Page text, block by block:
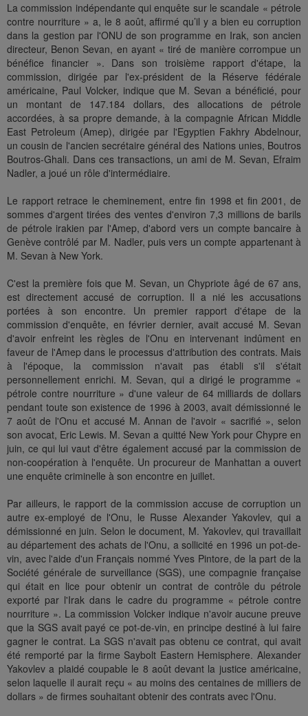
La commission indépendante qui enquête sur le scandale « pétrole
contre nourriture » a, le 8 août, affirmé qu’il y a bien eu corruption
dans la gestion par l'ONU de son programme en Irak, son ancien
directeur, Benon Sevan, en ayant « tiré de manière corrompue un
bénéfice financier ». Dans son troisième rapport d'étape, la
commission, dirigée par l'ex-président de la Réserve fédérale
américaine, Paul Volcker, indique que M. Sevan a bénéficié, pour
un montant de 147.184 dollars, des allocations de pétrole
accordées, à sa propre demande, à la compagnie African Middle
East Petroleum (Amep), dirigée par l'Egyptien Fakhry Abdelnour,
un cousin de l'ancien secrétaire général des Nations unies, Boutros
Boutros-Ghali. Dans ces transactions, un ami de M. Sevan, Efraim
Nadler, a joué un rôle d'intermédiaire.
Le rapport retrace le cheminement, entre fin 1998 et fin 2001, de
sommes d'argent tirées des ventes d'environ 7,3 millions de barils
de pétrole irakien par l'Amep, d'abord vers un compte bancaire à
Genève contrôlé par M. Nadler, puis vers un compte appartenant à
M. Sevan à New York.
C'est la première fois que M. Sevan, un Chypriote âgé de 67 ans,
est directement accusé de corruption. Il a nié les accusations
portées à son encontre. Un premier rapport d'étape de la
commission d'enquête, en février dernier, avait accusé M. Sevan
d'avoir enfreint les règles de l'Onu en intervenant indûment en
faveur de l'Amep dans le processus d'attribution des contrats. Mais
à l'époque, la commission n'avait pas établi s'il s'était
personnellement enrichi. M. Sevan, qui a dirigé le programme «
pétrole contre nourriture » d'une valeur de 64 milliards de dollars
pendant toute son existence de 1996 à 2003, avait démissionné le
7 août de l'Onu et accusé M. Annan de l'avoir « sacrifié », selon
son avocat, Eric Lewis. M. Sevan a quitté New York pour Chypre en
juin, ce qui lui vaut d'être également accusé par la commission de
non-coopération à l'enquête. Un procureur de Manhattan a ouvert
une enquête criminelle à son encontre en juillet.
Par ailleurs, le rapport de la commission accuse de corruption un
autre ex-employé de l'Onu, le Russe Alexander Yakovlev, qui a
démissionné en juin. Selon le document, M. Yakovlev, qui travaillait
au département des achats de l'Onu, a sollicité en 1996 un pot-de-
vin, avec l'aide d'un Français nommé Yves Pintore, de la part de la
Société générale de surveillance (SGS), une compagnie française
qui était en lice pour obtenir un contrat de contrôle du pétrole
exporté par l'Irak dans le cadre du programme « pétrole contre
nourriture ». La commission Volcker indique n'avoir aucune preuve
que la SGS avait payé ce pot-de-vin, en principe destiné à lui faire
gagner le contrat. La SGS n'avait pas obtenu ce contrat, qui avait
été remporté par la firme Saybolt Eastern Hemisphere. Alexander
Yakovlev a plaidé coupable le 8 août devant la justice américaine,
selon laquelle il aurait reçu « au moins des centaines de milliers de
dollars » de firmes souhaitant obtenir des contrats avec l'Onu.